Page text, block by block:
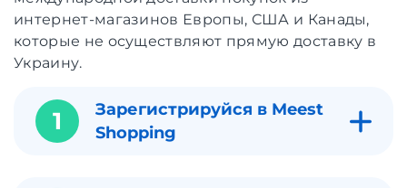
интернет-магазинов Европы, США и Канады,
которые не осуществляют прямую доставку в
Украину.
1
Зарегистрируйся в Meest
Shopping